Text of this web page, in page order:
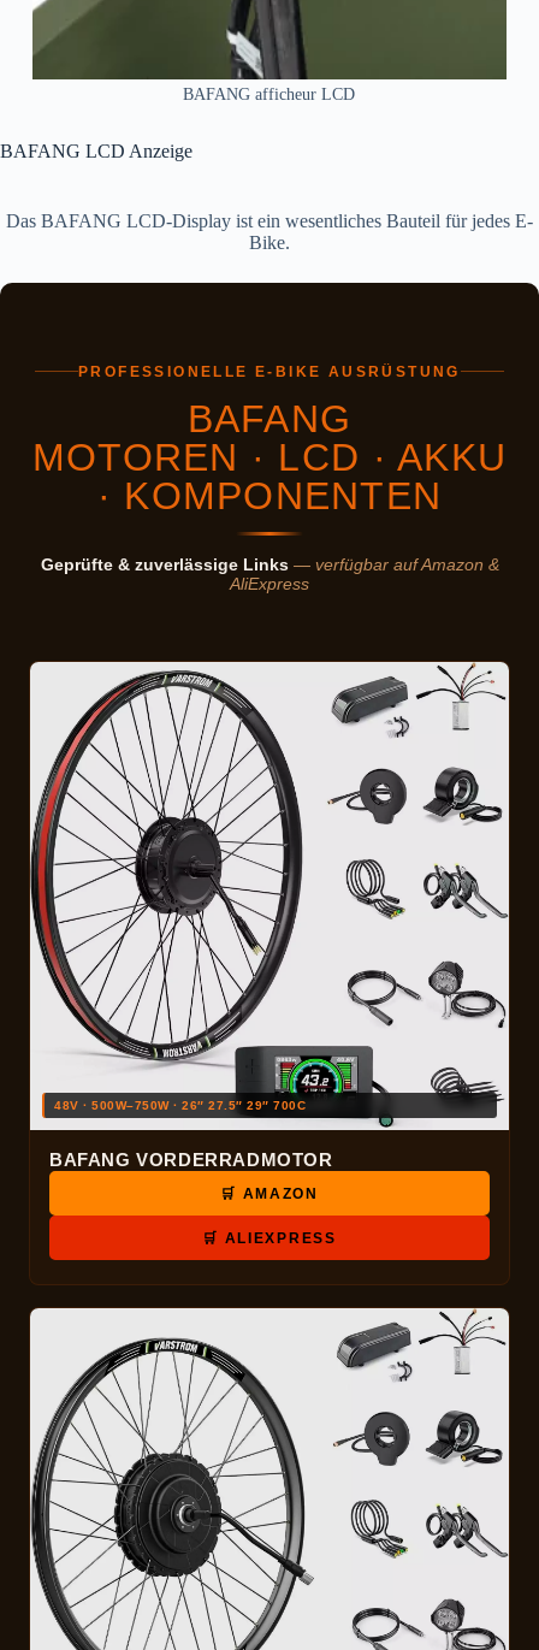
BAFANG afficheur LCD
BAFANG LCD Anzeige
Das BAFANG LCD-Display ist ein wesentliches Bauteil für jedes E-
Bike.
PROFESSIONELLE E-BIKE AUSRÜSTUNG
BAFANG
MOTOREN · LCD · AKKU
· KOMPONENTEN
Geprüfte & zuverlässige Links— verfügbar auf Amazon &
AliExpress
48V · 500W–750W · 26″ 27.5″ 29″ 700C
BAFANG VORDERRADMOTOR
🛒 AMAZON
🛒 ALIEXPRESS